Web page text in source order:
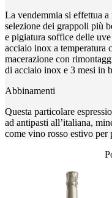
La vendemmia si effettua a
selezione dei grappoli più
e pigiatura soffice delle
acciaio inox a temperatura
macerazione con
di acciaio inox e 3 mesi in
Abbinamenti
Questa particolare
ad antipasti all’italiana,
come vino rosso estivo per